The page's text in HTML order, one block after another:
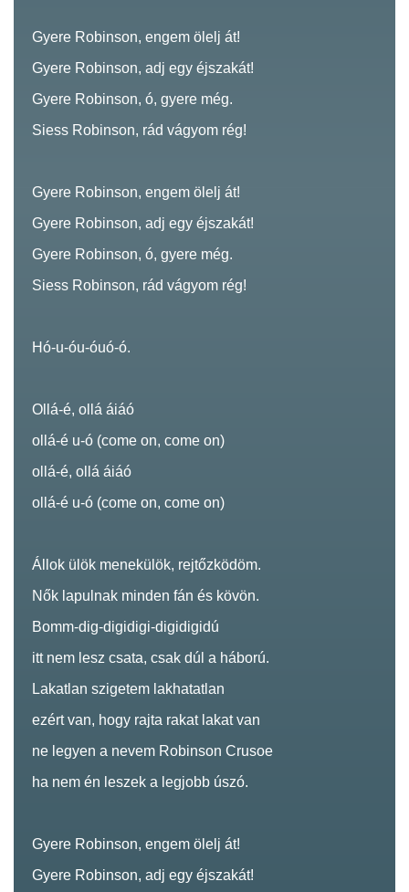
Gyere Robinson, engem ölelj át!
Gyere Robinson, adj egy éjszakát!
Gyere Robinson, ó, gyere még.
Siess Robinson, rád vágyom rég!
Gyere Robinson, engem ölelj át!
Gyere Robinson, adj egy éjszakát!
Gyere Robinson, ó, gyere még.
Siess Robinson, rád vágyom rég!
Hó-u-óu-óuó-ó.
Ollá-é, ollá áiáó
ollá-é u-ó (come on, come on)
ollá-é, ollá áiáó
ollá-é u-ó (come on, come on)
Állok ülök menekülök, rejtőzködöm.
Nők lapulnak minden fán és kövön.
Bomm-dig-digidigi-digidigidú
itt nem lesz csata, csak dúl a háború.
Lakatlan szigetem lakhatatlan
ezért van, hogy rajta rakat lakat van
ne legyen a nevem Robinson Crusoe
ha nem én leszek a legjobb úszó.
Gyere Robinson, engem ölelj át!
Gyere Robinson, adj egy éjszakát!